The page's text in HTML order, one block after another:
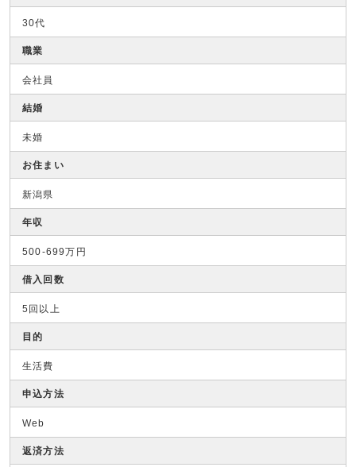
30代
職業
会社員
結婚
未婚
お住まい
新潟県
年収
500-699万円
借入回数
5回以上
目的
生活費
申込方法
Web
返済方法